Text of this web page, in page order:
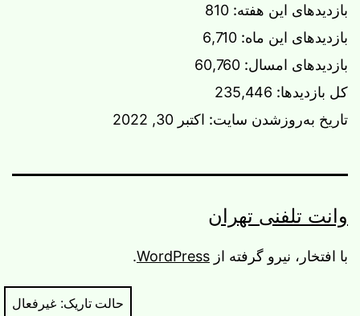
بازدیدهای این هفته: 810
بازدیدهای این ماه: 6,710
بازدیدهای امسال: 60,760
کل بازدیدها: 235,446
تاریخ به‌روزشدن سایت: اکتبر 30, 2022
وانت تلفنی تهران
با افتخار، نیرو گرفته از WordPress
.
حالت تاریک: